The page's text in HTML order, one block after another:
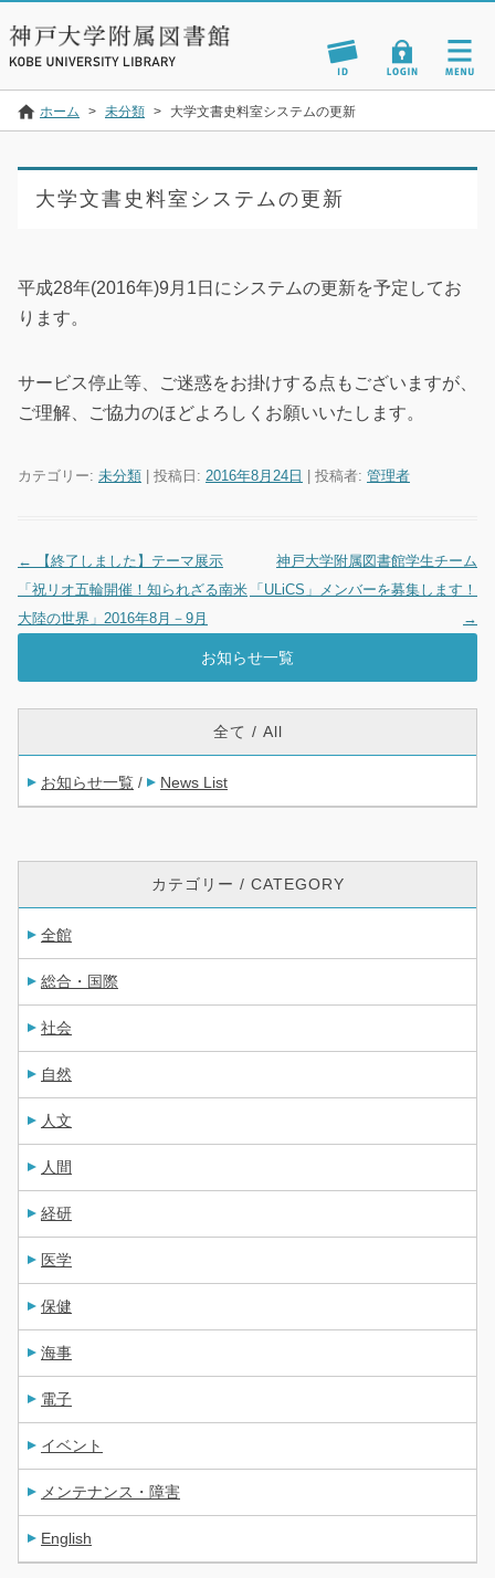
ホーム > 未分類 > 大学文書史料室システムの更新
大学文書史料室システムの更新
平成28年(2016年)9月1日にシステムの更新を予定してお
ります。
サービス停止等、ご迷惑をお掛けする点もございますが、
ご理解、ご協力のほどよろしくお願いいたします。
カテゴリー: 未分類 | 投稿日: 2016年8月24日 投稿者: 管理者
投稿ナビゲーション
←
【終了しました】テーマ展示
「祝リオ五輪開催！知られざる南米
大陸の世界」2016年8月－9月
神戸大学附属図書館学生チーム
「ULiCS」メンバーを募集します！
→
お知らせ一覧
全て / All
お知らせ一覧 / News List
カテゴリー / CATEGORY
全館
総合・国際
社会
自然
人文
人間
経研
医学
保健
海事
電子
イベント
メンテナンス・障害
English